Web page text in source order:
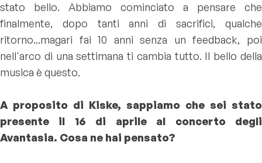
stato bello. Abbiamo cominciato a pensare che
finalmente, dopo tanti anni di sacrifici, qualche
ritorno...magari fai 10 anni senza un feedback, poi
nell'arco di una settimana ti cambia tutto. Il bello della
musica è questo.
A proposito di Kiske, sappiamo che sei stato
presente il 16 di aprile al concerto degli
Avantasia. Cosa ne hai pensato?